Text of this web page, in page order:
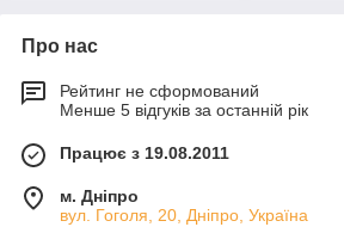
Про нас
Рейтинг не сформований
Менше 5 відгуків за останній рік
Працює з 19.08.2011
м. Дніпро
вул. Гоголя, 20, Дніпро, Україна